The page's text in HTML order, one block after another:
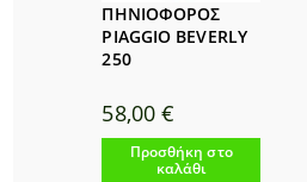
ΠΗΝΙΟΦΟΡΟΣ
PIAGGIO BEVERLY
250
58,00€
Προσθήκη στο
καλάθι